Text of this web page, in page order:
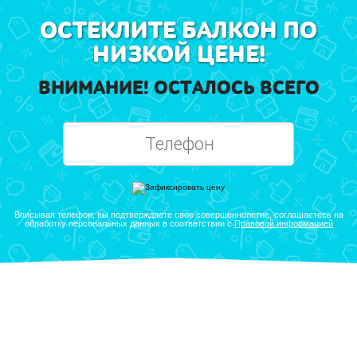
ОСТЕКЛИТЕ БАЛКОН ПО
НИЗКОЙ ЦЕНЕ!
ВНИМАНИЕ! ОСТАЛОСЬ ВСЕГО
Вписывая телефон, вы подтверждаете свое совершеннолетие, соглашаетесь на
обработку персональных данных в соответствии сПравовой информацией